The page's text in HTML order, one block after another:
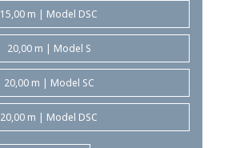
15,00 m | Model DSC
20,00 m | Model S
20,00 m | Model SC
20,00 m | Model DSC